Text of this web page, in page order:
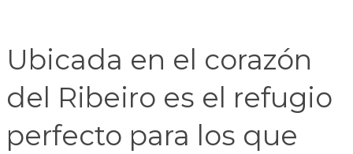
Ubicada en el corazón
del Ribeiro es el refugio
perfecto para los que